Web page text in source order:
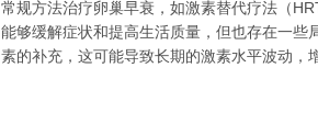
常规方法治疗卵巢早衰，如激素替代疗法（
能够缓解症状和提高生活质量，但也存在一些
素的补充，这可能导致长期的激素水平波动，